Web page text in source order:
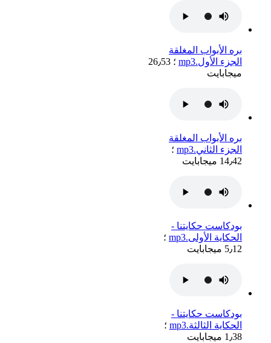
بره الأبواب المغلقة
الجزء الأول.mp3
؛ 26٫53
ميجابايت
بره الأبواب المغلقة
الجزء الثاني.mp3
؛
14٫42 ميجابايت
بودكاست حكايتنا -
الحكاية الأولى.mp3
؛
5٫12 ميجابايت
بودكاست حكايتنا -
الحكاية الثالثة.mp3
؛
1٫38 ميجابايت